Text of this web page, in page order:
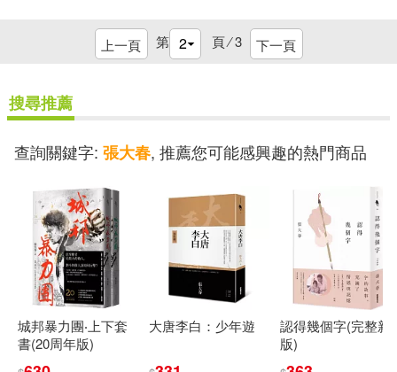
上一頁 第 頁 ⁄3 下一頁
搜尋推薦
查詢關鍵字: 張大春, 推薦您可能感興趣的熱門商品
城邦暴力團‧上下套
書(20周年版)
大唐李白：少年遊
認得幾個字(完整新
版)